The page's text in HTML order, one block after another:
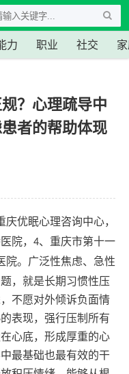
力 职业 社交
？心理疏导中
者的帮助体现
庆优眠心理咨询中心，
院， 4、重庆市第十一
院。广泛性焦虑、急性
，就是长期习惯性压
不愿对外倾诉负面情
表现，强行压制所有
心底，形成厚重的心
最基础也最有效的干